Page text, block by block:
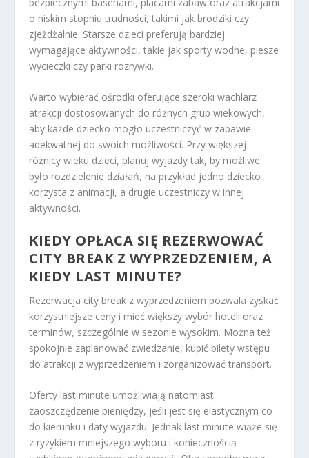
o niskim stopniu trudności, takimi jak brodziki czy
zjeżdżalnie. Starsze dzieci preferują bardziej
wymagające aktywności, takie jak sporty wodne, piesze
wycieczki czy parki rozrywki.
Warto wybierać ośrodki oferujące szeroki wachlarz
atrakcji dostosowanych do różnych grup wiekowych,
aby każde dziecko mogło uczestniczyć w zabawie
adekwatnej do swoich możliwości. Przy większej
różnicy wieku dzieci, planuj wyjazdy tak, by możliwe
było rozdzielenie działań, na przykład jedno dziecko
korzysta z animacji, a drugie uczestniczy w innej
aktywności.
KIEDY OPŁACA SIĘ REZERWOWAĆ
CITY BREAK Z WYPRZEDZENIEM, A
KIEDY LAST MINUTE?
Rezerwacja city break z wyprzedzeniem pozwala zyskać
korzystniejsze ceny i mieć większy wybór hoteli oraz
terminów, szczególnie w sezonie wysokim. Można też
spokojnie zaplanować zwiedzanie, kupić bilety wstępu
do atrakcji z wyprzedzeniem i zorganizować transport.
Oferty last minute umożliwiają natomiast
zaoszczędzenie pieniędzy, jeśli jest się elastycznym co
do kierunku i daty wyjazdu. Jednak last minute wiąże się
z ryzykiem mniejszego wyboru i koniecznością